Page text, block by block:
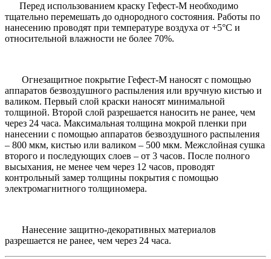
Перед использованием краску Гефест-М необходимо
тщательно перемешать до однородного состояния. Работы по
нанесению проводят при температуре воздуха от +5°С и
относительной влажности не более 70%.
Огнезащитное покрытие Гефест-М наносят с помощью
аппаратов безвоздушного распыления или вручную кистью и
валиком. Первый слой краски наносят минимальной
толщиной. Второй слой разрешается наносить не ранее, чем
через 24 часа. Максимальная толщина мокрой пленки при
нанесении с помощью аппаратов безвоздушного распыления
– 800 мкм, кистью или валиком – 500 мкм. Межслойная сушка
второго и последующих слоев – от 3 часов. После полного
высыхания, не менее чем через 12 часов, проводят
контрольный замер толщины покрытия с помощью
электромагнитного толщиномера.
Нанесение защитно-декоративных материалов
разрешается не ранее, чем через 24 часа.